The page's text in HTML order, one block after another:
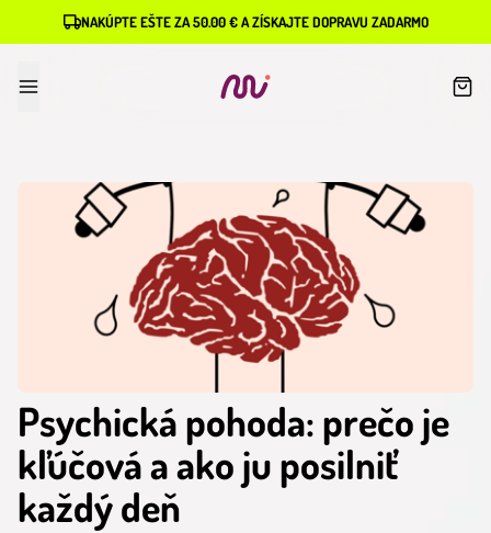
NAKÚPTE EŠTE ZA 50.00 € A ZÍSKAJTE DOPRAVU ZADARMO
Psychická pohoda: prečo je
kľúčová a ako ju posilniť
každý deň